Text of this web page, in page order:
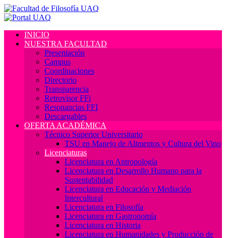
INICIO
NUESTRA FACULTAD
Presentación
Campus
Coordinaciones
Directorio
Transparencia
Retrovisor FFi
Resonancias FFI
Descargables
OFERTA ACADÉMICA
Técnico Superior Universitario
TSU en Manejo de Alimentos y Cultura del Vino
Licenciaturas
Licenciatura en Antropología
Licenciatura en Desarrollo Humano para la
Sustentabilidad
Licenciatura en Educación y Mediación
Intercultural
Licenciatura en Filosofía
Licenciatura en Gastronomía
Licenciatura en Historia
Licenciatura en Humanidades y Producción de